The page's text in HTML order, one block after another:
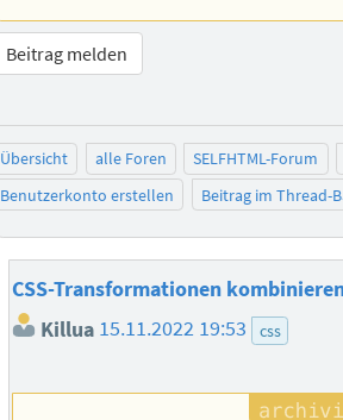
Beitrag melden
Übersicht alle Foren
SELFHTML-Forum
Benutzerkonto erstellen
Beitrag im Thread-
CSS-Transformationen
Killua 15.11.2022 19:53 css